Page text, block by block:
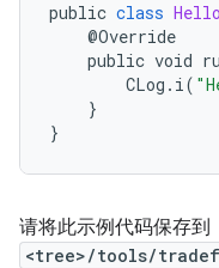
public class
    @
Override
public void
CLog . i(
}
}
请将此示例代码保存到
<tree>/tools/